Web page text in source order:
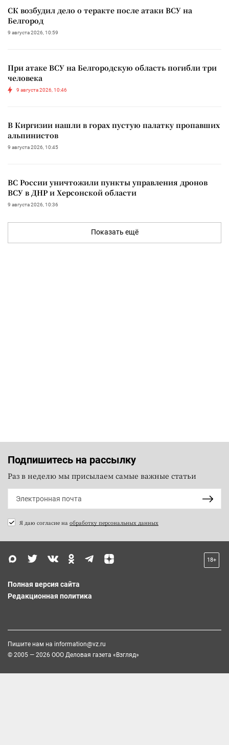
СК возбудил дело о теракте после атаки ВСУ на
Белгород
9 августа 2026, 10:59
При атаке ВСУ на Белгородскую область погибли три
человека
9 августа 2026, 10:46
В Киргизии нашли в горах пустую палатку пропавших
альпинистов
9 августа 2026, 10:45
ВС России уничтожили пункты управления дронов
ВСУ в ДНР и Херсонской области
9 августа 2026, 10:36
Показать ещё
Подпишитесь на рассылку
Раз в неделю мы присылаем самые важные статьи
Я даю согласие на обработку персональных данных
18+
Полная версия сайта
Редакционная политика
Пишите нам на information@vz.ru
© 2005 — 2026 ООО Деловая газета «Взгляд»